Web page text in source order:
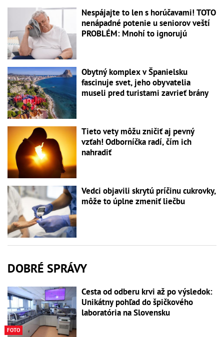
Nespájajte to len s horúčavami! TOTO
nenápadné potenie u seniorov veští
PROBLÉM: Mnohí to ignorujú
Obytný komplex v Španielsku
fascinuje svet, jeho obyvatelia
museli pred turistami zavrieť brány
Tieto vety môžu zničiť aj pevný
vzťah! Odborníčka radí, čím ich
nahradiť
Vedci objavili skrytú príčinu cukrovky,
môže to úplne zmeniť liečbu
DOBRÉ SPRÁVY
FOTO
Cesta od odberu krvi až po výsledok:
Unikátny pohľad do špičkového
laboratória na Slovensku